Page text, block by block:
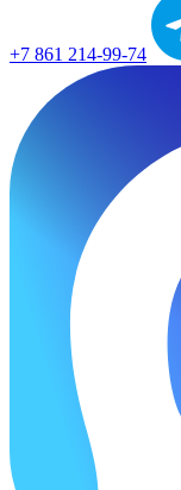
+7 861 214-99-74